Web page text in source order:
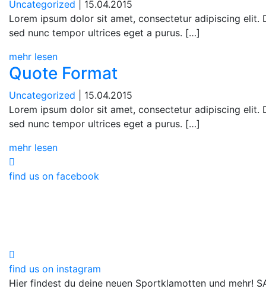
Uncategorized | 15.04.2015
Lorem ipsum dolor sit amet, consectetur adipiscing elit.
sed nunc tempor ultrices eget a purus. […]
mehr lesen
Quote Format
Uncategorized | 15.04.2015
Lorem ipsum dolor sit amet, consectetur adipiscing elit.
sed nunc tempor ultrices eget a purus. […]
mehr lesen
find us on facebook
find us on instagram
Hier findest du deine neuen Sportklamotten und mehr!